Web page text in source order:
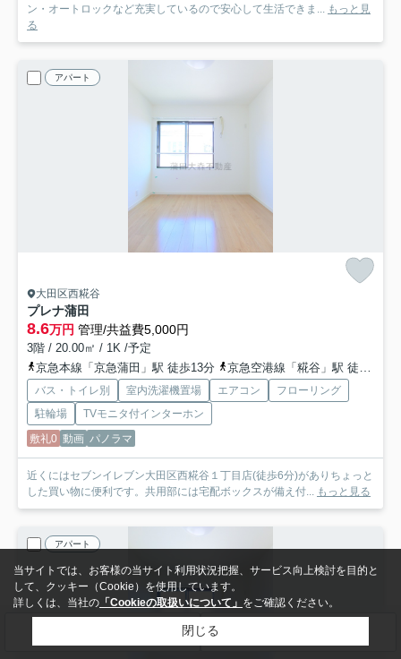
ン・オートロックなど充実しているので安心して生活できま...
もっと見
る
アパート
大田区西糀谷
プレナ蒲田
8.6万円 管理/共益費5,000円
3階 / 20.00㎡ / 1K /予定
京急本線「京急蒲田」駅 徒歩13分
京急空港線「糀谷」駅 徒歩9分
バス・トイレ別 室内洗濯機置場 エアコン
フローリング
駐輪場
TVモニタ付インターホン
敷礼0 動画 パノラマ
近くにはセブンイレブン大田区西糀谷１丁目店(徒歩6分)がありちょっと
した買い物に便利です。共用部には宅配ボックスが備え付... もっと見る
アパート
当サイトでは、お客様の当サイト利用状況把握、サービス向上検討を目的と
して、クッキー（Cookie）を使用しています。
詳しくは、当社の 「Cookieの取扱いについて」 をご確認ください。
閉じる